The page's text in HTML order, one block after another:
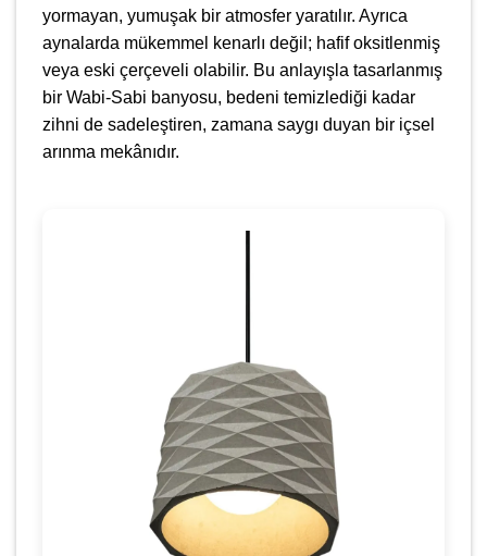
yormayan, yumuşak bir atmosfer yaratılır. Ayrıca
aynalarda mükemmel kenarlı değil; hafif oksitlenmiş
veya eski çerçeveli olabilir. Bu anlayışla tasarlanmış
bir Wabi-Sabi banyosu, bedeni temizlediği kadar
zihni de sadeleştiren, zamana saygı duyan bir içsel
arınma mekânıdır.